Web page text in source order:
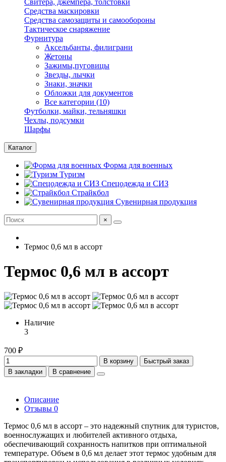
Свитера, джемпера, толстовки
Средства маскировки
Средства самозащиты и самообороны
Тактическое снаряжение
Фурнитура
Аксельбанты, филиграни
Жетоны
Зажимы,пуговицы
Звезды, лычки
Знаки, значки
Обложки для документов
Все категории (10)
Футболки, майки, тельняшки
Чехлы, подсумки
Шарфы
Каталог
Форма для военных
Туризм
Спецодежда и СИЗ
Страйкбол
Сувенирная продукция
×
Термос 0,6 мл в ассорт
Термос 0,6 мл в ассорт
Наличие
3
700 ₽
В корзину
Быстрый заказ
В закладки
В сравнение
Описание
Отзывы 0
Термос 0,6 мл в ассорт – это надежный спутник для туристов,
военнослужащих и любителей активного отдыха,
обеспечивающий сохранность напитков при оптимальной
температуре. Объем в 0,6 мл делает этот термос удобным для